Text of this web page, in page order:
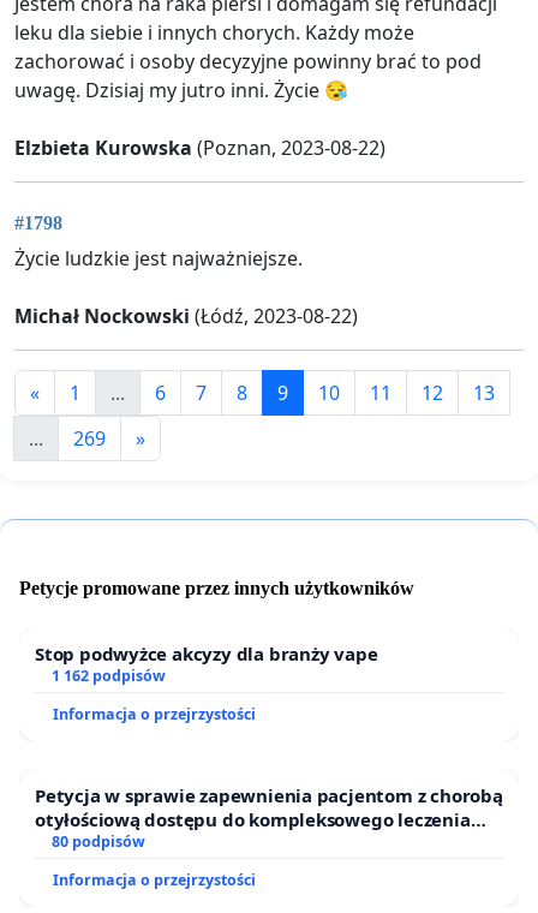
leku dla siebie i innych chorych. Każdy może
zachorować i osoby decyzyjne powinny brać to pod
uwagę. Dzisiaj my jutro inni. Życie 😪
Elzbieta Kurowska (Poznan, 2023-08-22)
#1798
Życie ludzkie jest najważniejsze.
Michał Nockowski (Łódź, 2023-08-22)
« 1 ... 6 7 8 9 10 11 12
13
...
269 »
Petycje promowane przez innych użytkowników
Stop podwyżce akcyzy dla branży vape
1 162 podpisów
Informacja o przejrzystości
Petycja w sprawie zapewnienia pacjentom z chorobą
otyłościową dostępu do kompleksowego leczenia
oraz programów profilaktycznych.
80 podpisów
Informacja o przejrzystości